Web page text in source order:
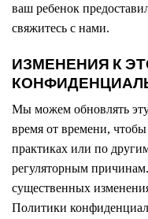
ваш ребенок
свяжитесь с нами.
ИЗМЕНЕНИЯ К
Мы можем обновлять
время от времени,
практиках или по
регуляторным
существенных
Политики